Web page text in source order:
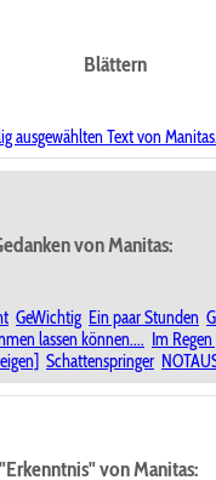
Blättern
ausgewählten Text von Manitas.
von Manitas:
GeWichtig Ein paar Stunden
lassen können.... Im
Schattenspringer
von Manitas: